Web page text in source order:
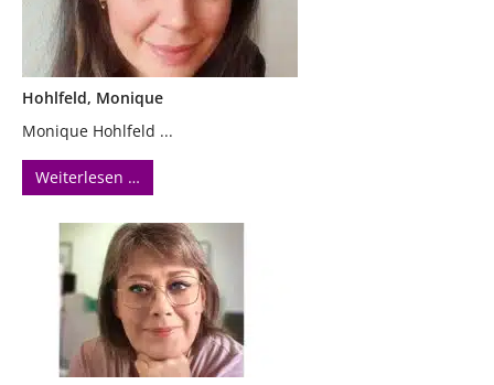
Hohlfeld, Monique
Monique Hohlfeld ...
Weiterlesen …